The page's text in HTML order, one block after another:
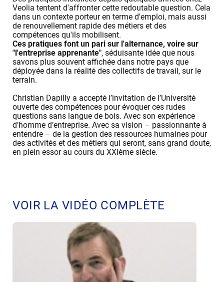
Veolia tentent d'affronter cette redoutable question. Cela
dans un contexte porteur en terme d'emploi, mais aussi
de renouvellement rapide des métiers et des
compétences qu'ils mobilisent.
Ces pratiques font un pari sur l'alternance, voire sur
"l'entreprise apprenante", séduisante idée que nous
savons plus souvent affichée dans notre pays que
déployée dans la réalité des collectifs de travail, sur le
terrain.
Christian Dapilly a accepté l’invitation de l’Université
ouverte des compétences pour évoquer ces rudes
questions sans langue de bois. Avec son expérience
d’homme d’entreprise. Avec sa vision – passionnante à
entendre – de la gestion des ressources humaines pour
des activités et des métiers qui seront, sans grand doute,
en plein essor au cours du XXIème siècle.
VOIR LA VIDÉO COMPLÈTE